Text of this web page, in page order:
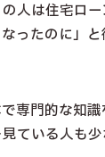
人は住宅ロー
ったのに」
専門的な知識
ている人も